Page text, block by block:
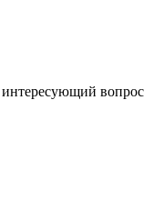
вопрос